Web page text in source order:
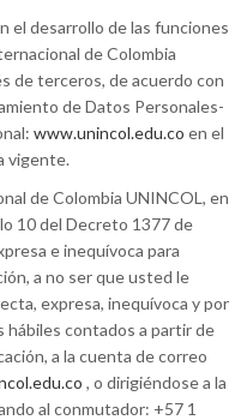
el desarrollo de las funciones
de Colombia
de terceros, de acuerdo con
de Datos Personales-
www.unincol.edu.co en el
vigente.
de Colombia UNINCOL, en
10 del Decreto 1377 de
e inequívoca para
a no ser que usted le
expresa, inequívoca y por
contados a partir de
a la cuenta de correo
, o dirigiéndose a la
al conmutador: +57 1